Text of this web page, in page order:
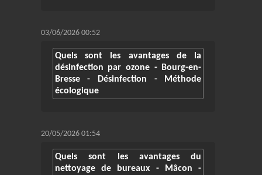
03/06/2026 00:52
Quels sont les avantages de la
désinfection par ozone - Bourg-en-
Bresse - Désinfection - Méthode
écologique
20/05/2026 01:54
Quels sont les avantages du
nettoyage de bureaux - Mâcon -